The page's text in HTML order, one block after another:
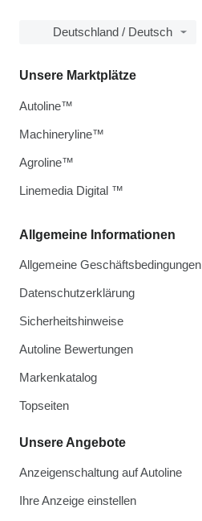
Deutschland / Deutsch
Allgemeine Informationen
Allgemeine Geschäftsbedingungen
Datenschutzerklärung
Sicherheitshinweise
Autoline Bewertungen
Markenkatalog
Topseiten
Unsere Angebote
Anzeigenschaltung auf Autoline
Ihre Anzeige einstellen
Unsere Marktplätze
Autoline™
Machineryline™
Agroline™
Linemedia Digital ™